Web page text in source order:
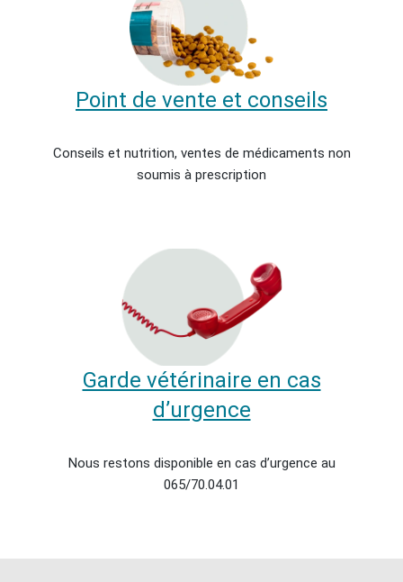
Point de vente et conseils
Conseils et nutrition, ventes de médicaments non
soumis à prescription
Garde vétérinaire en cas
d’urgence
Nous restons disponible en cas d’urgence au
065/70.04.01